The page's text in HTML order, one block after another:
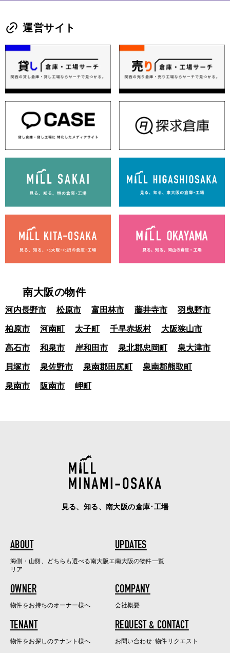
運営サイト
南大阪の物件
河内長野市 松原市 富田林市 藤井寺市 羽曳野市
柏原市 河南町 太子町 千早赤坂村 大阪狭山市
高石市 和泉市 岸和田市 泉北郡忠岡町 泉大津市
貝塚市 泉佐野市 泉南郡田尻町 泉南郡熊取町
泉南市 阪南市 岬町
見る、知る、南大阪の倉庫･工場
ABOUT
海側・山側、どちらも選べる南大阪エ
リア
UPDATES
南大阪の物件一覧
OWNER
物件をお持ちのオーナー様へ
COMPANY
会社概要
TENANT
物件をお探しのテナント様へ
REQUEST & CONTACT
お問い合わせ･物件リクエスト